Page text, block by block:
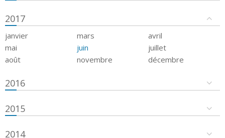
2017
janvier mars
avril
mai
juin
juillet
août
novembre décembre
2016
2015
2014